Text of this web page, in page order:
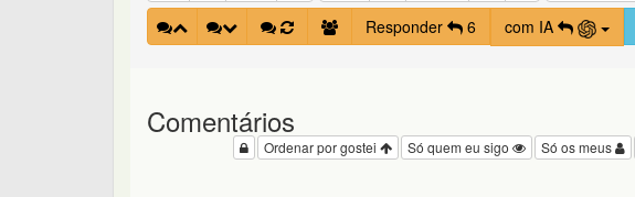
Responder
6 com IA
Comentários
Só os meus
Só quem eu sigo
Ordenar por gostei